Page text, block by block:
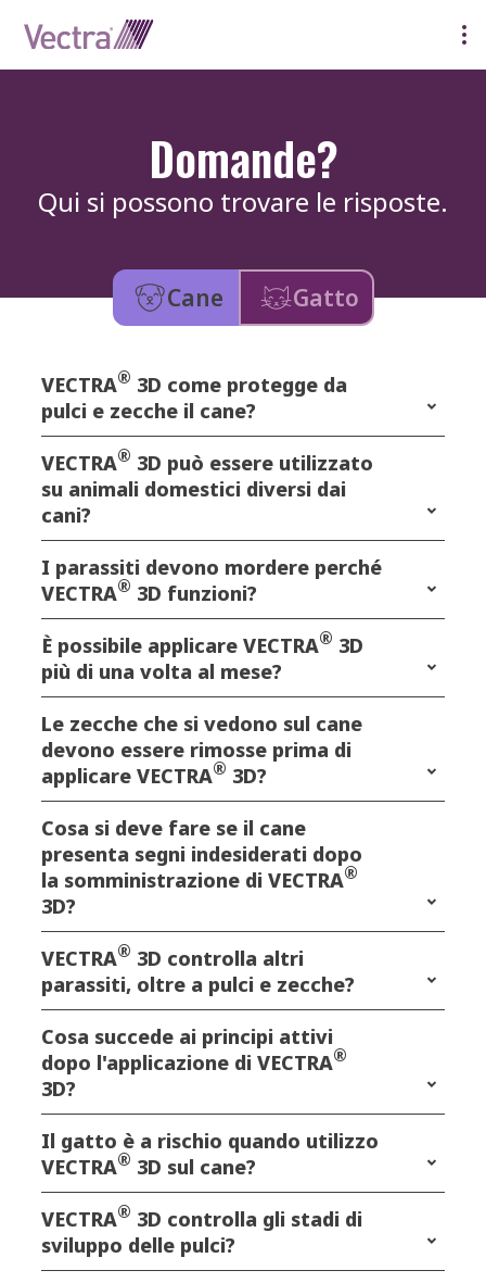
Domande?
Qui si possono trovare le risposte.
Cane Gatto
VECTRA® 3D come protegge da
pulci e zecche il cane?
VECTRA® 3D può essere utilizzato
su animali domestici diversi dai
cani?
I parassiti devono mordere perché
VECTRA® 3D funzioni?
È possibile applicare VECTRA® 3D
più di una volta al mese?
Le zecche che si vedono sul cane
devono essere rimosse prima di
applicare VECTRA® 3D?
Cosa si deve fare se il cane
presenta segni indesiderati dopo
la somministrazione di VECTRA®
3D?
VECTRA® 3D controlla altri
parassiti, oltre a pulci e zecche?
Cosa succede ai principi attivi
dopo l'applicazione di VECTRA®
3D?
Il gatto è a rischio quando utilizzo
VECTRA® 3D sul cane?
VECTRA® 3D controlla gli stadi di
sviluppo delle pulci?